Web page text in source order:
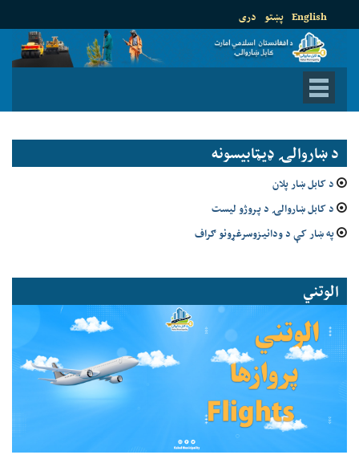
دری پښتو English
د ښاروالۍ ډيټابيسونه
د کابل ښار پلان
د کابل ښاروالۍ د پروژو لیست
په ښار کې د ودانیزوسرغړونو ګراف
الوتني